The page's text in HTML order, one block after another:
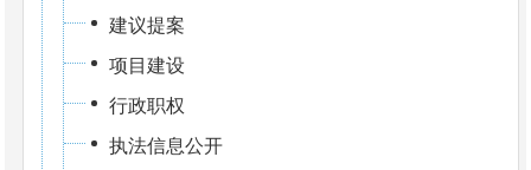
建议提案
项目建设
行政职权
执法信息公开